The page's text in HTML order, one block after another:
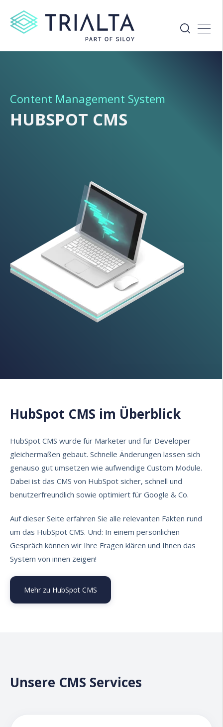
Content Management System
HUBSPOT CMS
HubSpot CMS im Überblick
HubSpot CMS wurde für Marketer und für Developer
gleichermaßen gebaut. Schnelle Änderungen lassen sich
genauso gut umsetzen wie aufwendige Custom Module.
Dabei ist das CMS von HubSpot sicher, schnell und
benutzerfreundlich sowie optimiert für Google & Co.
Auf dieser Seite erfahren Sie alle relevanten Fakten rund
um das HubSpot CMS. Und: In einem persönlichen
Gespräch können wir Ihre Fragen klären und Ihnen das
System von innen zeigen!
Mehr zu HubSpot CMS
Unsere CMS Services